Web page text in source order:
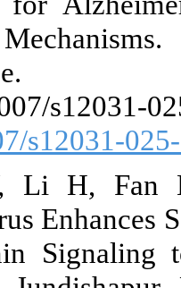
Molecular
doi.org/
[
44. Cao
Syncytial
Wnt/?-